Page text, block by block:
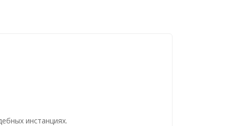
инстанциях.